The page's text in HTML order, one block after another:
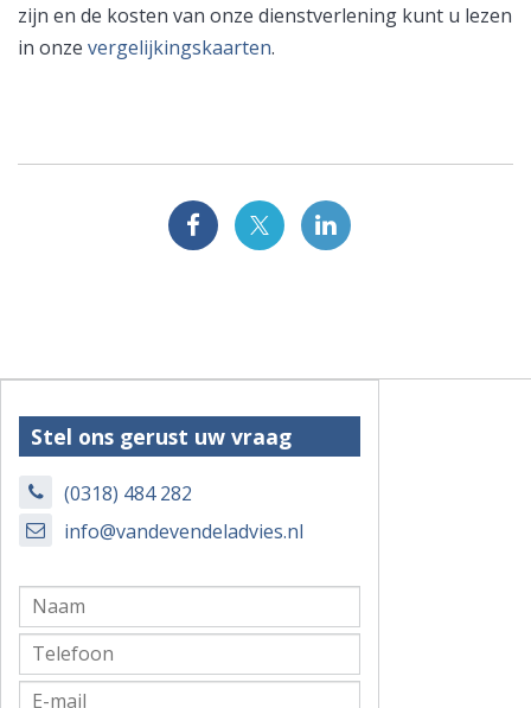
zijn en de kosten van onze dienstverlening kunt u lezen
in onze vergelijkingskaarten.
Stel ons gerust uw vraag
(0318) 484 282
info@vandevendeladvies.nl